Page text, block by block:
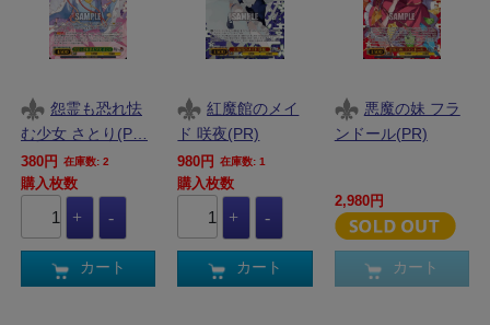
怨霊も恐れ怯
む少女 さとり(P…
380円 在庫数: 2
購入枚数
カート
紅魔館のメイ
ド 咲夜(PR)
980円 在庫数: 1
購入枚数
カート
悪魔の妹 フラ
ンドール(PR)
2,980円
カート